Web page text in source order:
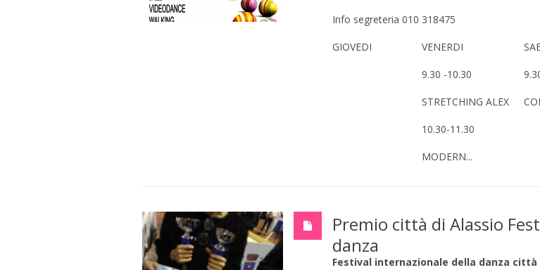
Info segreteria 010 318475
GIOVEDI VENERDI
9.30 -10.30
STRETCHING ALEX
10.30-11.30
MODERN...
Premio città di Alassio
danza
Festival internazionale della danza città